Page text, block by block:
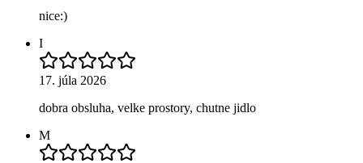
nice:)
I
17. júla 2026
dobra obsluha, velke prostory, chutne jidlo
M